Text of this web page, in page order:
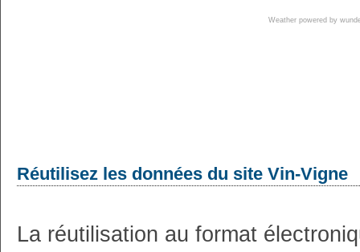
Weather powered by
Réutilisez les données du site Vin-Vigne
La réutilisation au format